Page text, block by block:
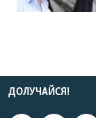
ДОЛУЧАЙСЯ!